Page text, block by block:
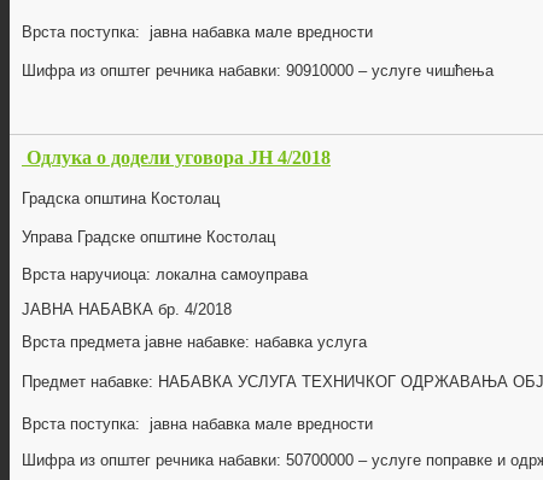
Врста поступка: јавна набавка мале вредности
Шифра из општег речника набавки: 90910000 – услуге чишћења
Одлука о додели уговора ЈН 4/2018
Градска општина Костолац
Управа Градске општине Костолац
Врста наручиоца: локална самоуправа
ЈАВНА НАБАВКА бр. 4/2018
Врста предмета јавне набавке: набавка услуга
Предмет набавке: НАБАВКА УСЛУГА ТЕХНИЧКОГ ОДРЖАВАЊА
Врста поступка: јавна набавка мале вредности
Шифра из општег речника набавки: 50700000 – услуге поправке и